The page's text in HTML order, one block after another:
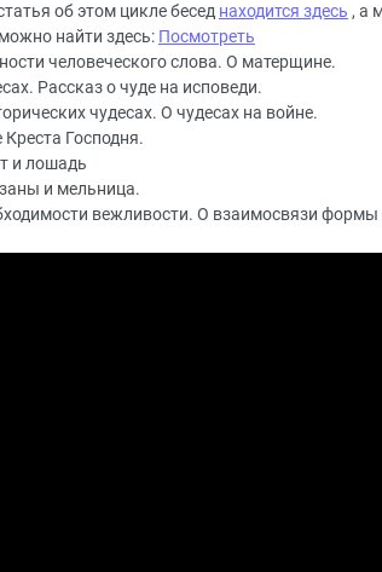
об этом цикле бесед находится здесь , а
найти здесь: Посмотреть
человеческого слова. О матерщине.
Рассказ о чуде на исповеди.
чудесах. О чудесах на войне.
Господня.
и лошадь
и мельница.
вежливости. О взаимосвязи формы